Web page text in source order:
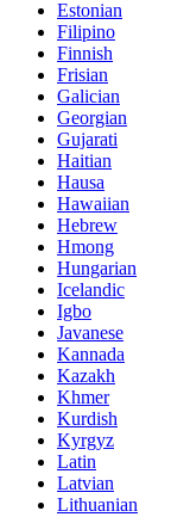
Estonian
Filipino
Finnish
Frisian
Galician
Georgian
Gujarati
Haitian
Hausa
Hawaiian
Hebrew
Hmong
Hungarian
Icelandic
Igbo
Javanese
Kannada
Kazakh
Khmer
Kurdish
Kyrgyz
Latin
Latvian
Lithuanian